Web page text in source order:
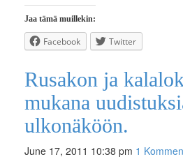
Jaa tämä muillekin:
Facebook Twitter
Rusakon ja
mukana
ulkonäköön.
June 17, 2011 10:38 pm 1